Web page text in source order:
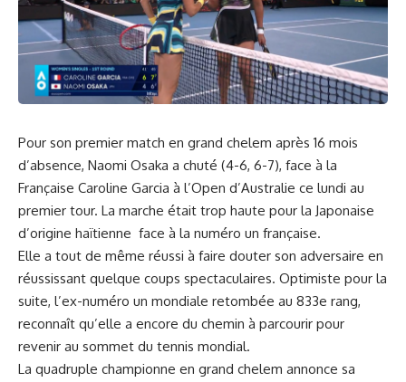
Pour son premier match en grand chelem après 16 mois
d’absence, Naomi Osaka a chuté (4-6, 6-7), face à la
Française Caroline Garcia à l’Open d’Australie ce lundi au
premier tour. La marche était trop haute pour la Japonaise
d’origine haïtienne face à la numéro un française.
Elle a tout de même réussi à faire douter son adversaire en
réussissant quelque coups spectaculaires. Optimiste pour la
suite, l’ex-numéro un mondiale retombée au 833e rang,
reconnaît qu’elle a encore du chemin à parcourir pour
revenir au sommet du tennis mondial.
La quadruple championne en grand chelem annonce sa